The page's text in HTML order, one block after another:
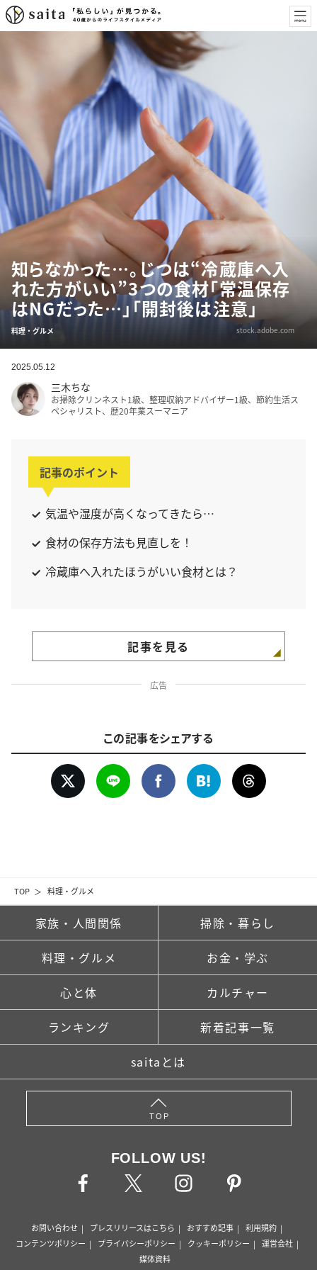
TOP 料理・グルメ
知らなかった…。じつは“冷蔵庫へ入
れた方がいい”3つの食材「常温保存
はNGだった…」「開封後は注意」
料理・グルメ stock.adobe.com
2025.05.12
三木ちな
お掃除クリンネスト1級、整理収納アドバイザー1級、節約生活ス
ペシャリスト、歴20年業スーマニア
記事のポイント
気温や湿度が高くなってきたら…
食材の保存方法も見直しを！
冷蔵庫へ入れたほうがいい食材とは？
記事を見る
広告
この記事をシェアする
家族・人間関係 掃除・暮らし
料理・グルメ お金・学ぶ
心と体 カルチャー
ランキング 新着記事一覧
saitaとは
TOP
FOLLOW US!
お問い合わせ プレスリリースはこちら おすすめ記事
利用規約
コンテンツポリシー
プライバシーポリシー クッキーポリシー
運営会社
媒体資料